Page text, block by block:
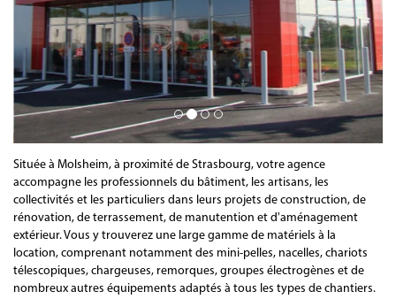
Située à Molsheim, à proximité de Strasbourg, votre agence
accompagne les professionnels du bâtiment, les artisans, les
collectivités et les particuliers dans leurs projets de construction, de
rénovation, de terrassement, de manutention et d'aménagement
extérieur. Vous y trouverez une large gamme de matériels à la
location, comprenant notamment des mini-pelles, nacelles, chariots
télescopiques, chargeuses, remorques, groupes électrogènes et de
nombreux autres équipements adaptés à tous les types de chantiers.